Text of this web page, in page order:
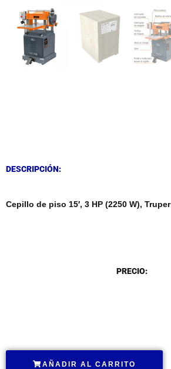
DESCRIPCIÓN:
Cepillo de piso 15′, 3 HP (2250 W), Truper
PRECIO:
AÑADIR AL CARRITO